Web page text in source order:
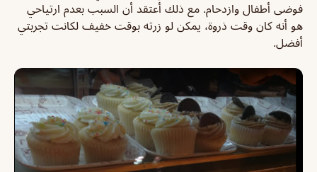
فوضى أطفال وازدحام. مع ذلك أعتقد أن السبب بعدم ارتياحي
هو أنه كان وقت ذروة، يمكن لو زرته بوقت خفيف لكانت تجربتي
أفضل.